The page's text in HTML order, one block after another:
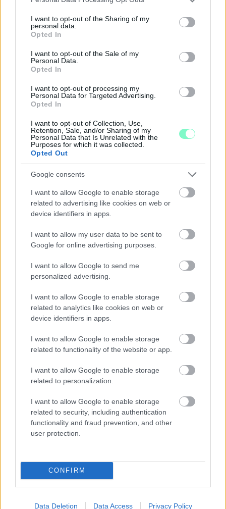
not limited to your visit or usage behaviour. You may click to
grant or deny consent to Google and its third-party tags to
use your data for below specified purposes in below Google
consent section.
I want to opt-out of the Sharing of my
personal data.
Opted In
I want to opt-out of the Sale of my
Personal Data.
Opted In
I want to opt-out of processing my
Personal Data for Targeted Advertising.
Opted In
I want to opt-out of Collection, Use,
Retention, Sale, and/or Sharing of my
Personal Data that Is Unrelated with the
Purposes for which it was collected.
Opted Out
Google consents
I want to allow Google to enable storage
related to advertising like cookies on web or
device identifiers in apps.
I want to allow my user data to be sent to
Google for online advertising purposes.
I want to allow Google to send me
personalized advertising.
I want to allow Google to enable storage
related to analytics like cookies on web or
device identifiers in apps.
I want to allow Google to enable storage
related to functionality of the website or app.
I want to allow Google to enable storage
related to personalization.
I want to allow Google to enable storage
related to security, including authentication
functionality and fraud prevention, and other
user protection.
CONFIRM
Data Deletion Data Access Privacy Policy
DÍSZKIVILÁGÍTÁS LEKAPCSOLÁSA
A város 77 helyszínén zajlik a munkavégzés, a Győr Projekt
HŐSÉGRIASZTÁST, A KÖVETKEZŐ 48 ÓRA LEHET A
LEGKRITIKUSABB AZ ENERGIAELLÁTÁS
SZEMPONTJÁBÓL, DE AZ UTOLSÓ PAKSI TURBINA
A Védelmi Munkacsoport szerint egyelőre stabil az ország
villamosenergia-rendszere, de továbbra is takarékosságra kérik